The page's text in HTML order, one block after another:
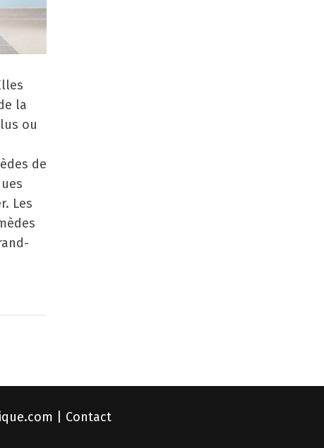
la
ou
de
Les
Contact